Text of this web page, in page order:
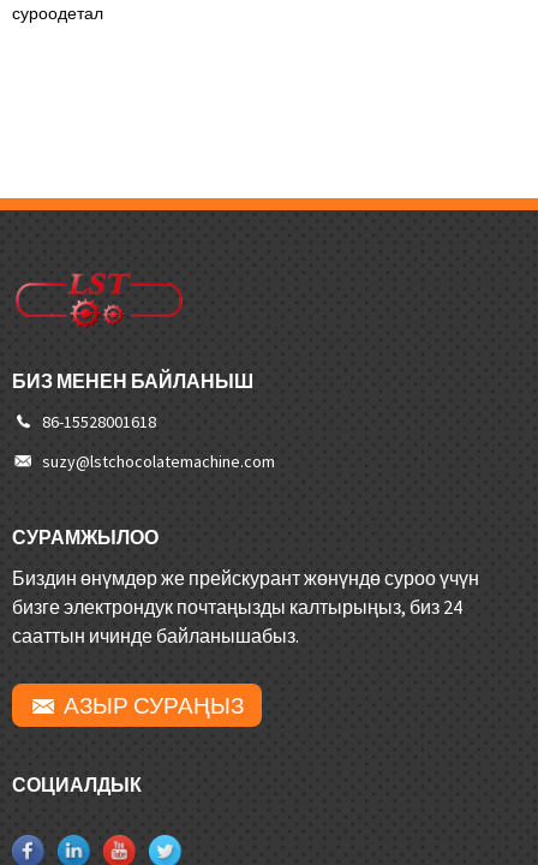
суроодетал
БИЗ МЕНЕН БАЙЛАНЫШ
86-15528001618
suzy@lstchocolatemachine.com
СУРАМЖЫЛОО
Биздин өнүмдөр же прейскурант жөнүндө суроо үчүн
бизге электрондук почтаңызды калтырыңыз, биз 24
сааттын ичинде байланышабыз.
АЗЫР СУРАҢЫЗ
СОЦИАЛДЫК